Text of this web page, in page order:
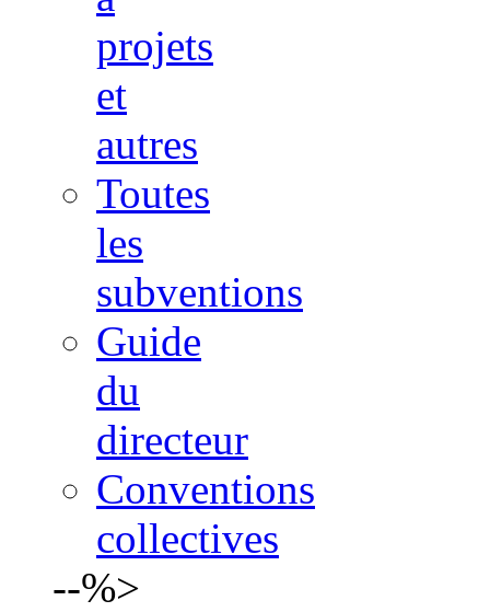
projets
et
autres
Toutes
les
subventions
Guide
du
directeur
Conventions
collectives
--%>